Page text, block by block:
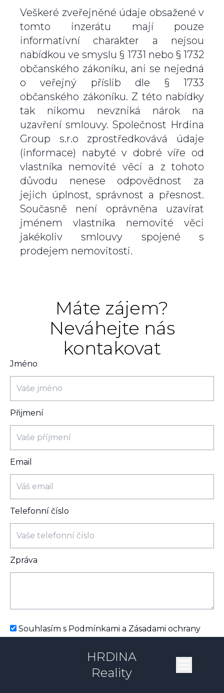
HRDINA
Reality
Veškeré zveřejněné údaje obsažené v
tomto inzerátu mají pouze
informativní charakter a nejsou
nabídkou ve smyslu § 1731 nebo § 1732
občanského zákoníku, ani se nejedná
o veřejný příslib dle § 1733
občanského zákoníku. Z této nabídky
tak nikomu nevzniká nárok na
uzavření smlouvy. Společnost Hrdina
Group s.r.o zprostředkovává údaje
(informace) nabyté v dobré víře od
vlastníka nemovité věci a z tohoto
důvodu nenese odpovědnost za
jejich úplnost, správnost a přesnost.
Současně není oprávněna uzavírat
jménem vlastníka nemovité věci
jakékoliv smlouvy spojené s
prodejem nemovitosti.
Máte zájem?
Neváhejte nás
kontakovat
Jméno
Přijmení
Email
Telefonní číslo
Zpráva
Souhlasím s Podmínkami a Zásadami ochrany